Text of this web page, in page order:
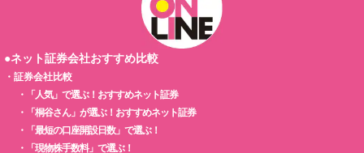
●ネット証券会社おすすめ比較
・ 証券会社比較
・
「人気」で選ぶ！おすすめネット証券
・
「桐谷さん」が選ぶ！おすすめネット証券
・
「最短の口座開設日数」で選ぶ！
・
「現物株手数料」で選ぶ！